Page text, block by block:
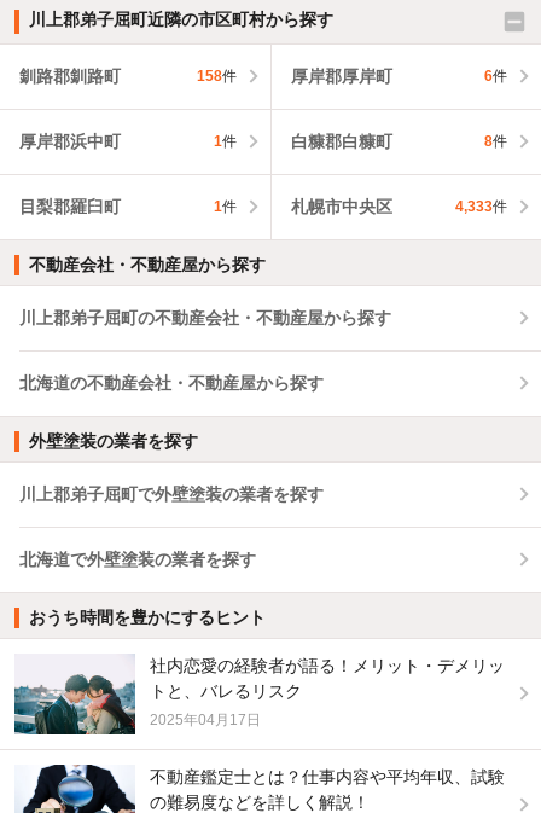
川上郡弟子屈町近隣の市区町村から探す
釧路郡釧路町 158件 厚岸郡厚岸町 6件
厚岸郡浜中町 1件 白糠郡白糠町 8件
目梨郡羅臼町 1件 札幌市中央区 4,333件
不動産会社・不動産屋から探す
川上郡弟子屈町の不動産会社・不動産屋から探す
北海道の不動産会社・不動産屋から探す
外壁塗装の業者を探す
川上郡弟子屈町で外壁塗装の業者を探す
北海道で外壁塗装の業者を探す
おうち時間を豊かにするヒント
社内恋愛の経験者が語る！メリット・デメリッ
トと、バレるリスク
2025年04月17日
不動産鑑定士とは？仕事内容や平均年収、試験
の難易度などを詳しく解説！